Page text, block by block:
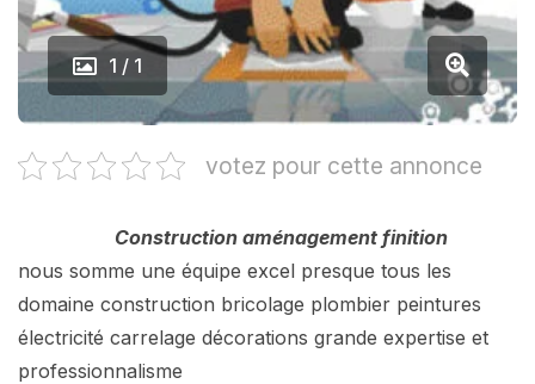
1 / 1
votez pour cette annonce
Construction aménagement finition
nous somme une équipe excel presque tous les
domaine construction bricolage plombier peintures
électricité carrelage décorations grande expertise et
professionnalisme